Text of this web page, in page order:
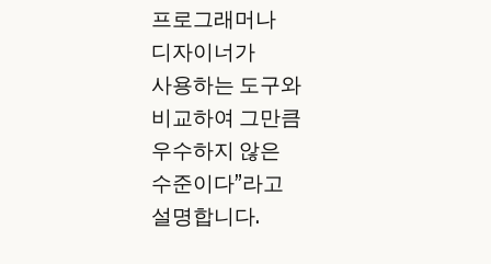
프로그래머나
디자이너가
사용하는 도구와
비교하여 그만큼
우수하지 않은
수준이다”라고
설명합니다.